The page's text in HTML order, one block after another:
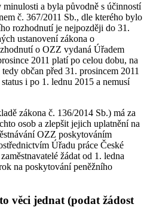
a byla původně s účinností
č. 367/2011 Sb., dle kterého bylo
rozhodnutí je nejpozději do 31.
ustanovení zákona o
o OZZ vydaná Úřadem
2011 platí po celou dobu, na
občan před 31. prosincem 2011
i po 1. lednu 2015 a nemusí
zákona č. 136/2014 Sb.) má za
osob a zlepšit jejich uplatnění na
OZZ poskytováním
Úřadu práce České
žádat od 1. ledna
na poskytování peněžního
věci jednat (podat žádost